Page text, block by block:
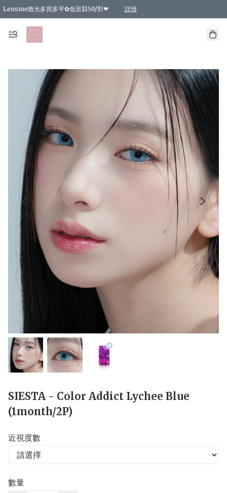
Lensme散光多買多平✿低至$150/對❤ 詳情
台灣Karacon⁩✧日拋 特價清貨❁⃘
日本韓國多款日/月拋現貨☼ 特價❤︎數量有限 售完即止
🇰🇷韓國多款月拋現貨 特價兩對$99✿數量有限 售完即止♫
精選商品，任選買2件或以上9 折；買4件或以上85 折；買6件或以上8 折
精選商品，任選買2件HKD 140.00；買4件HKD 260.00
精選商品，任選買2件HKD 190.00；買4件HKD 360.00
精選商品，任選買2件HKD 110.00；買4件HKD 180.00
精選商品，任選買2件HKD 170.00；買4件HKD 320.00
精選商品，任選買2件或以上減HKD 148.00
精選商品，任選買2件或以上減HKD 148.00
精選商品，任選買2件或以上95 折；買4件或以上9 折；買6件或以上85 折；買8件
精選商品，任選買12件或以上87 折
精選商品，任選買2件或以上減HKD 16.00；買4件或以上減HKD 32.00；買6
精選商品，任選買2件或以上95 折；買4件或以上9 折；買8件或以上85 折；買12
購物滿 HKD 800.00即享免運費優惠！（適用於 特定的送貨方式 )
SIESTA - Color Addict Lychee Blue
(1month/2P)
近視度數
數量